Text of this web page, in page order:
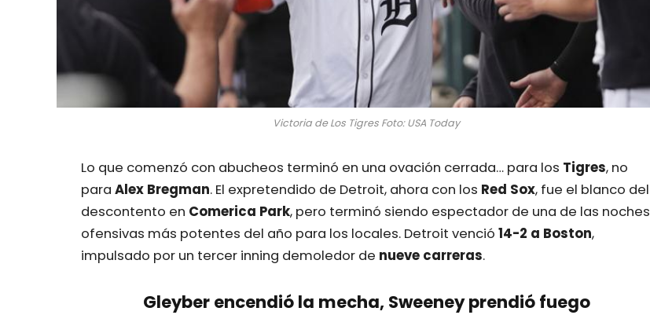
Victoria de Los Tigres Foto: USA Today
Lo que comenzó con abucheos terminó en una ovación cerrada… para los Tigres, no
para Alex Bregman. El expretendido de Detroit, ahora con los Red Sox, fue el blanco del
descontento en Comerica Park, pero terminó siendo espectador de una de las noches
ofensivas más potentes del año para los locales. Detroit venció 14-2 a Boston,
impulsado por un tercer inning demoledor de nueve carreras.
Gleyber encendió la mecha, Sweeney prendió fuego